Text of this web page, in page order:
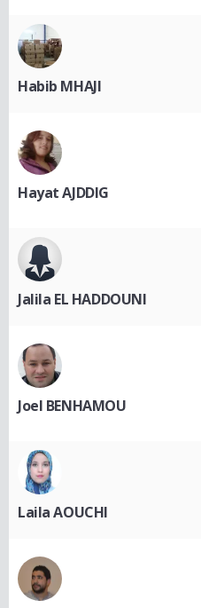
Habib MHAJI
Hayat AJDDIG
Jalila EL HADDOUNI
Joel BENHAMOU
Laila AOUCHI